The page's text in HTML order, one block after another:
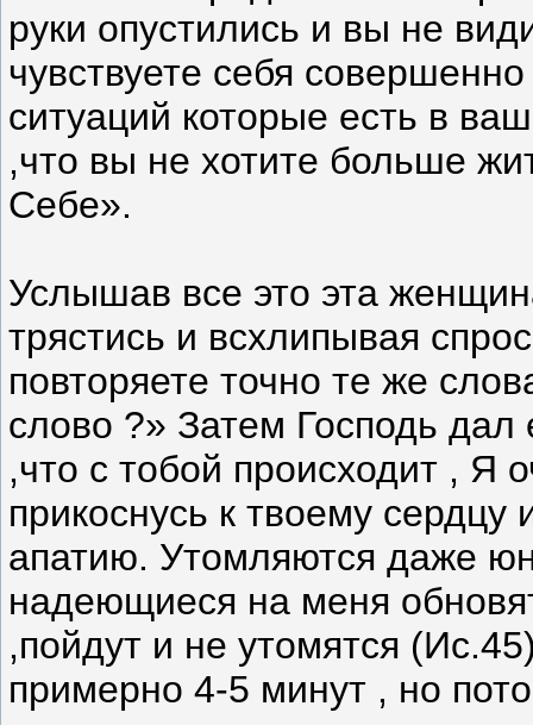
руки опустились и вы не
чувствуете себя
ситуаций которые есть в
,что вы не хотите больше
Себе».
Услышав все это эта
трястись и всхлипывая
повторяете точно те же
слово ?» Затем Господь
,что с тобой происходит , Я
прикоснусь к твоему сердцу
апатию. Утомляются даже
надеющиеся на меня
,пойдут и не утомятся
примерно 4-5 минут , но